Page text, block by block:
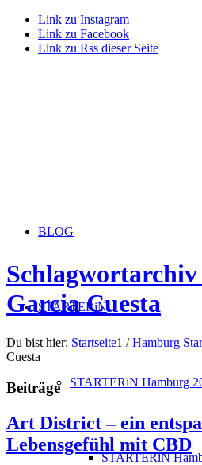
Link zu Instagram
Link zu Facebook
Link zu Rss dieser Seite
BLOG
STARTERiN
STARTERiN Hamburg
STARTERiN
Garcia Cuesta
Du bist hier: Startseite1 / Hamburg
Cuesta
Beiträge
Art District – ein
Lebensgefühl mit CBD